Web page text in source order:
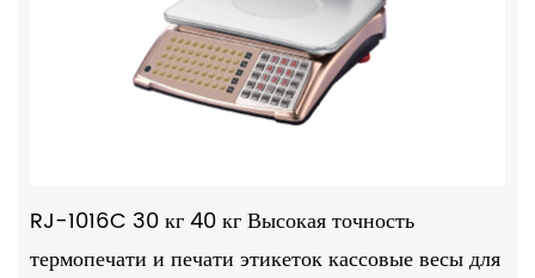
RJ-1016C 30 кг 40 кг Высокая точность
термопечати и печати этикеток кассовые весы для